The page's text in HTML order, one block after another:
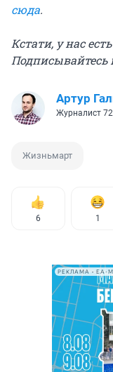
сюда.
Кстати, у нас
Подписывайтесь
Артур
Журналист
Жизньмарт
6 1
РЕКЛАМА • EA-